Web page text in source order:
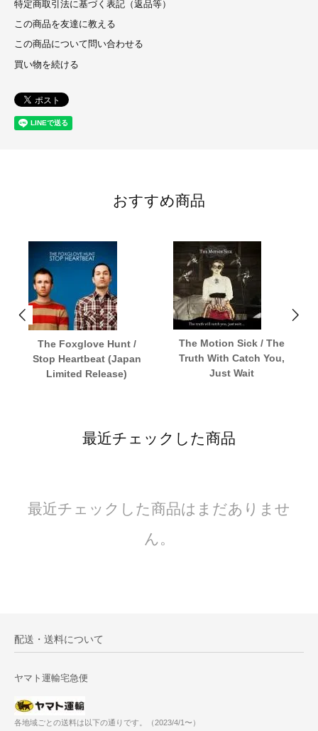
特定商取引法に基づく表記（返品等）
この商品を友達に教える
この商品について問い合わせる
買い物を続ける
おすすめ商品
The Foxglove Hunt /
Stop Heartbeat (Japan
Limited Release)
The Motion Sick / The
Truth With Catch You,
Just Wait
最近チェックした商品
最近チェックした商品はまだありませ
ん。
配送・送料について
ヤマト運輸宅急便
各地域ごとの送料は以下の通りです。（2023/4/1〜）